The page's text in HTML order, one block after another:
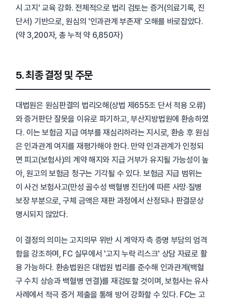
시 고지' 교육 강화. 전체적으로 법리 검토는 증거(의료기록, 진
단서) 기반으로, 원심의 '인과관계 부존재' 오해를 바로잡았다.
(약 3,200자, 총 누적 약 6,850자)
5. 최종 결정 및 주문
대법원은 원심판결의 법리오해(상법 제655조 단서 적용 오류)
와 증거판단 잘못을 이유로 파기하고, 부산지방법원에 환송하였
다. 이는 보험금 지급 여부를 재심리하라는 지시로, 환송 후 원심
은 인과관계 여지를 재평가해야 한다. 만약 인과관계가 인정되
면 피고(보험사)의 계약 해지와 지급 거부가 유지될 가능성이 높
아, 원고의 보험금 청구는 기각될 수 있다. 보험금 지급 범위는
이 사건 보험사고(만성 골수성 백혈병 진단)에 따른 사망·질병
보장 부분으로, 구체 금액은 재판 과정에서 산정되나 판결문상
명시되지 않았다.
이 결정의 의미는 고지의무 위반 시 계약자 측 증명 부담의 엄격
함을 강조하며, FC 실무에서 '고지 누락 리스크' 상담 자료로 활
용 가능하다. 환송법원은 대법원 법리를 준수해 인과관계(백혈
구 수치 상승과 백혈병 연결)를 재검토할 것이며, 보험사는 유사
사례에서 적극 증거 제출을 통해 방어 강화할 수 있다. FC는 고